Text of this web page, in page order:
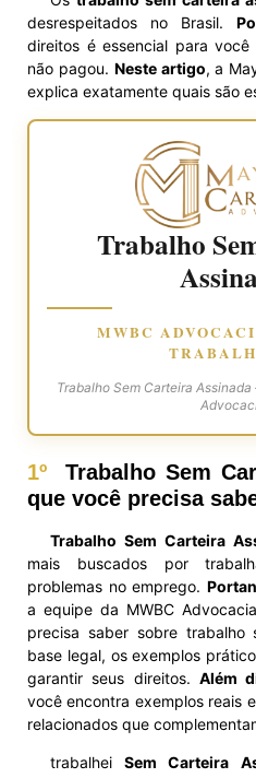
desrespeitados no Brasil.
direitos é essencial para
não pagou. Neste artigo, a
explica exatamente quais são
Trabalho
MWBC
Trabalho Sem Carteira
1º
Trabalho Sem
que você precisa
Trabalho Sem Carteira
mais buscados por
problemas no emprego.
a equipe da MWBC
precisa saber sobre trabalho
base legal, os exemplos
garantir seus direitos. Além
você encontra exemplos reais
relacionados que
trabalheiSem Carteira